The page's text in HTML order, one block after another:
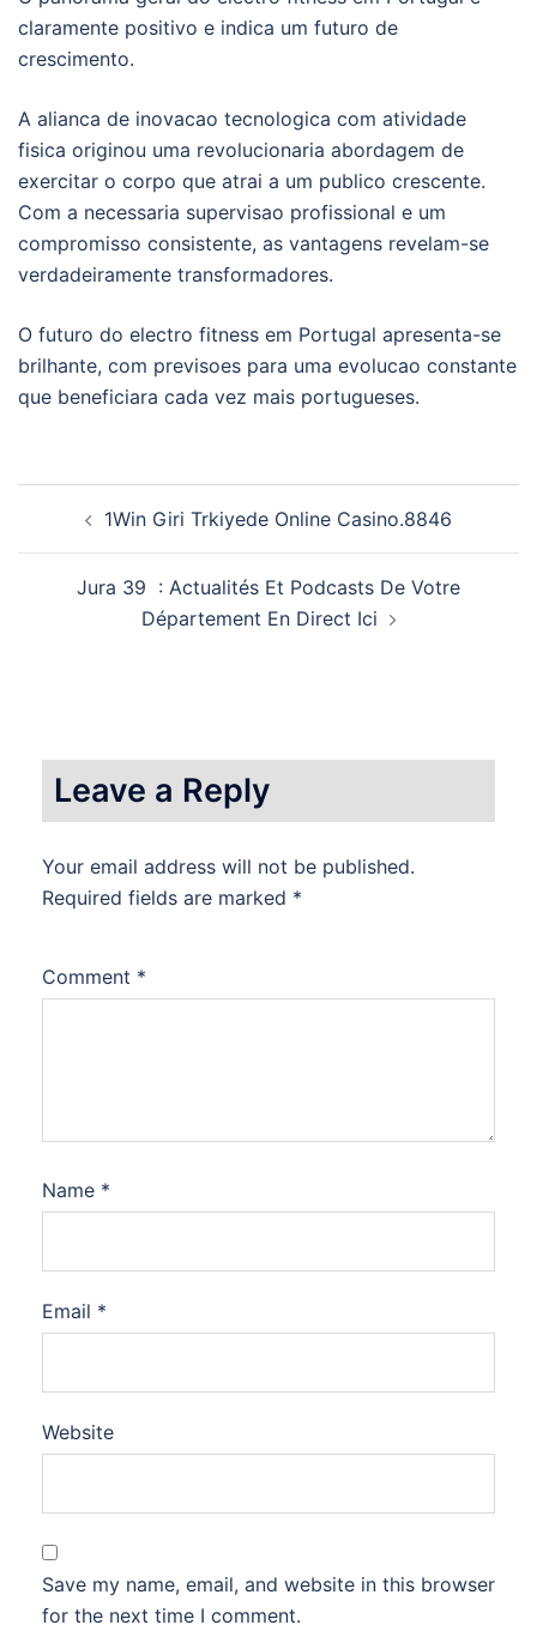
claramente positivo e indica um futuro de
crescimento.
A alianca de inovacao tecnologica com atividade
fisica originou uma revolucionaria abordagem de
exercitar o corpo que atrai a um publico crescente.
Com a necessaria supervisao profissional e um
compromisso consistente, as vantagens revelam-se
verdadeiramente transformadores.
O futuro do electro fitness em Portugal apresenta-se
brilhante, com previsoes para uma evolucao constante
que beneficiara cada vez mais portugueses.
Post
navigation
1Win Giri Trkiyede Online Casino.8846
Jura 39 : Actualités Et Podcasts De Votre
Département En Direct Ici
Leave a Reply
Your email address will not be published.
Required fields are marked *
Comment *
Name *
Email *
Website
Save my name, email, and website in this browser
for the next time I comment.